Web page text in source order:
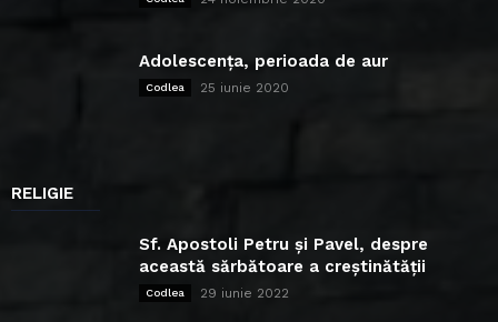
Adolescența, perioada de aur
Codlea 25 iunie 2020
RELIGIE
Sf. Apostoli Petru și Pavel, despre
această sărbătoare a creștinătății
Codlea 29 iunie 2022